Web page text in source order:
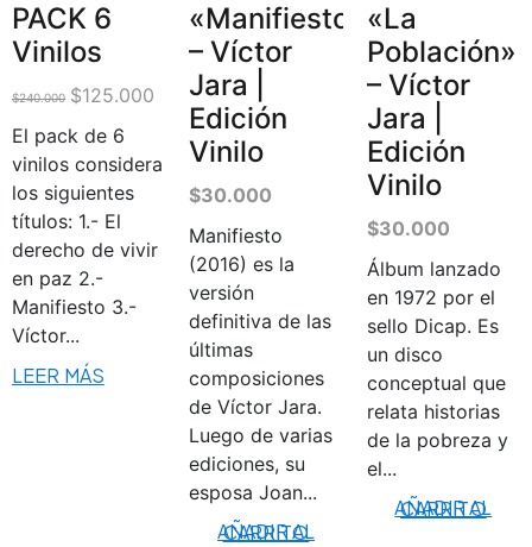
PACK 6
Vinilos
$240.000 $125.000
El pack de 6
vinilos considera
los siguientes
títulos: 1.- El
derecho de vivir
en paz 2.-
Manifiesto 3.-
Víctor...
LEER MÁS
«Manifiesto»
– Víctor
Jara |
Edición
Vinilo
$30.000
Manifiesto
(2016) es la
versión
definitiva de las
últimas
composiciones
de Víctor Jara.
Luego de varias
ediciones, su
esposa Joan...
AÑADIR AL CARRITO
«La
Población»
– Víctor
Jara |
Edición
Vinilo
$30.000
Álbum lanzado
en 1972 por el
sello Dicap. Es
un disco
conceptual que
relata historias
de la pobreza y
el...
AÑADIR AL CARRITO